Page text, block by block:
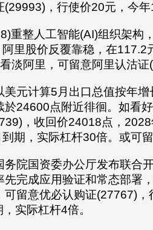
，行使价20元，今年
重整人工智能(AI)组织架构
里股价反覆靠稳，在
淡阿里，可留意阿里认沽
美元计算5月出口总值按年
24600点附近徘徊。如看
，收回价24018点，
期，实际杠杆30倍。或可
务院国资委办公厅发布联合
先完成应用验证和常态部署
可留意优必认购证(27767)
实际杠杆4倍。